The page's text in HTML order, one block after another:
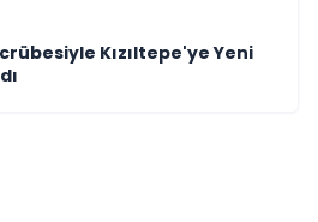
Kızıltepe'ye Yeni